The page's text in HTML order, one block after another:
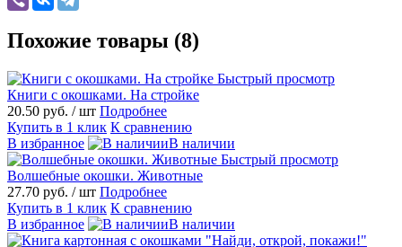
Похожие товары (8)
Быстрый просмотр
Книги с окошками. На стройке
20.50 руб. / шт Подробнее
Купить в 1 клик К сравнению
В избранное
В наличии
Быстрый просмотр
Волшебные окошки. Животные
27.70 руб. / шт Подробнее
Купить в 1 клик К сравнению
В избранное
В наличии